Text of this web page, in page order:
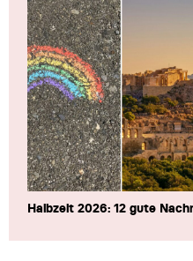
Halbzeit 2026: 12 gute